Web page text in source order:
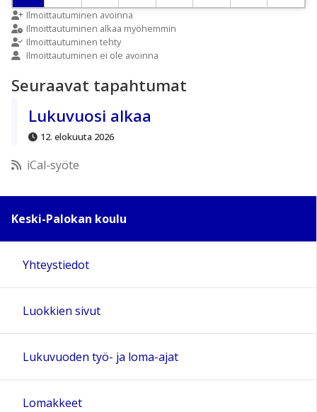
9:00
10:00
12:00
15:00
16:00
17:00
18:00
Ilmoittautuminen avoinna
Ilmoittautuminen alkaa myöhemmin
Ilmoittautuminen tehty
Ilmoittautuminen ei ole avoinna
Seuraavat tapahtumat
Lukuvuosi alkaa
12. elokuuta 2026
iCal-syöte
Keski-Palokan koulu
Yhteystiedot
Luokkien sivut
Lukuvuoden työ- ja loma-ajat
Lomakkeet